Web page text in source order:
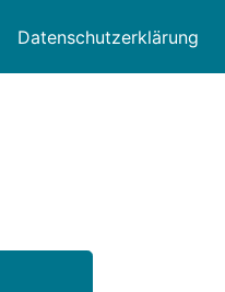
Datenschutzerklärung